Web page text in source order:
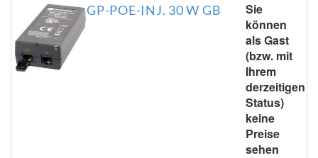
GP-POE-INJ. 30 W GB
Sie
können
als Gast
(bzw. mit
Ihrem
derzeitigen
Status)
keine
Preise
sehen